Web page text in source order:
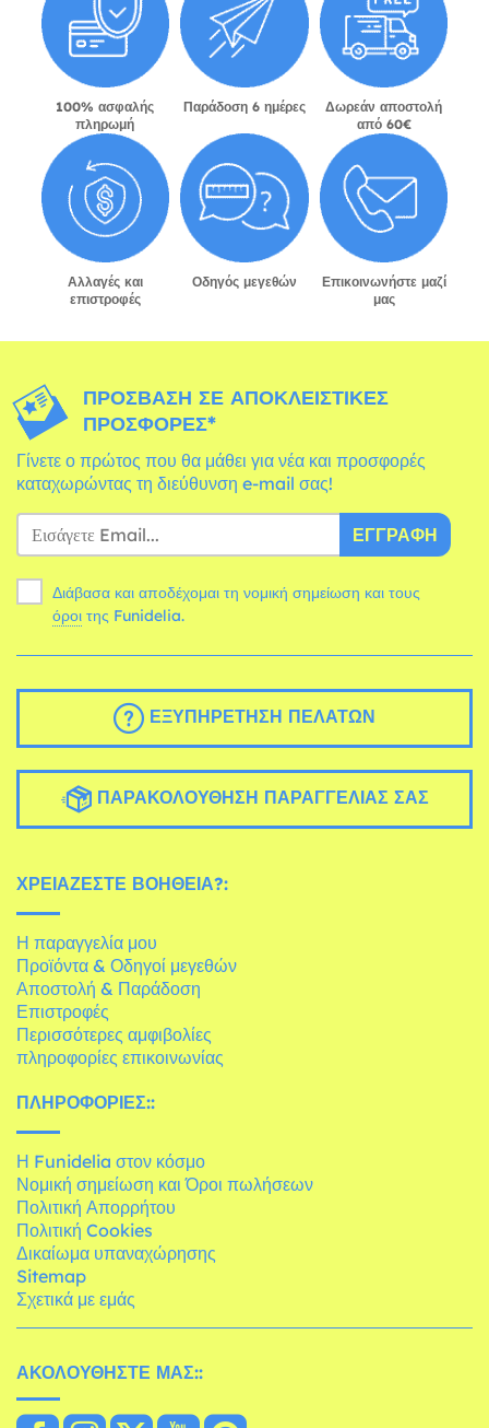
100% ασφαλής
πληρωμή
Παράδοση 6 ημέρες
Δωρεάν αποστολή
από 60€
Αλλαγές και
επιστροφές
Οδηγός μεγεθών
Επικοινωνήστε μαζί
μας
ΠΡΌΣΒΑΣΗ ΣΕ ΑΠΟΚΛΕΙΣΤΙΚΈΣ
ΠΡΟΣΦΟΡΈΣ*
Γίνετε ο πρώτος που θα μάθει για νέα και προσφορές
καταχωρώντας τη διεύθυνση e-mail σας!
ΕΓΓΡΑΦΉ
Διάβασα και αποδέχομαι τη νομική σημείωση και τους
όροι της Funidelia.
ΕΞΥΠΗΡΈΤΗΣΗ ΠΕΛΑΤΏΝ
ΠΑΡΑΚΟΛΟΎΘΗΣΗ ΠΑΡΑΓΓΕΛΊΑΣ ΣΑΣ
ΧΡΕΙΆΖΕΣΤΕ ΒΟΉΘΕΙΑ?:
Η παραγγελία μου
Προϊόντα & Οδηγοί μεγεθών
Αποστολή & Παράδοση
Επιστροφές
Περισσότερες αμφιβολίες
πληροφορίες επικοινωνίας
ΠΛΗΡΟΦΟΡΊΕΣ::
Η Funidelia στον κόσμο
Νομική σημείωση και Όροι πωλήσεων
Πολιτική Απορρήτου
Πολιτική Cookies
Δικαίωμα υπαναχώρησης
Sitemap
Σχετικά με εμάς
ΑΚΟΛΟΥΘΉΣΤΕ ΜΑΣ::